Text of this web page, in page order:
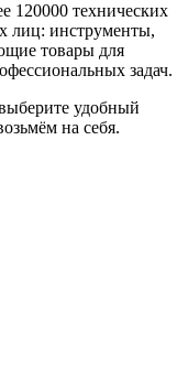
120000 технических
лиц: инструменты,
товары для
задач.
удобный
на себя.